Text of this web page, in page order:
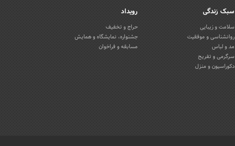
سبک زندگی
سلامت و زیبایی
روانشناسی و موفقیت
مد و لباس
سرگرمی و تفریح
دکوراسیون و منزل
رویداد
حراج و تخفیف
جشنواره، نمایشگاه و همایش
مسابقه و فراخوان